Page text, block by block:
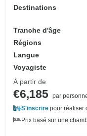
Destinations
Tranche d'âge
Régions
Langue
Voyagiste
À partir de
€6,185 par
S'inscrire pour réaliser
Prix basé sur une